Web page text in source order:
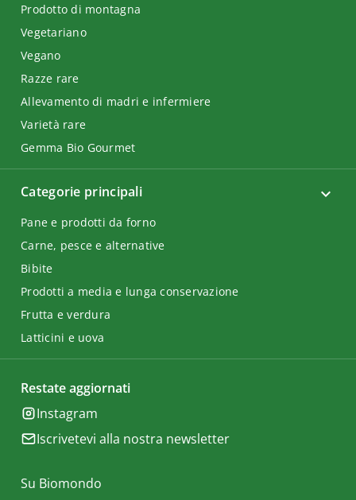
Categorie principali
Pane e prodotti da forno
Carne, pesce e alternative
Bibite
Prodotti a media e lunga conservazione
Frutta e verdura
Latticini e uova
Prodotto di montagna
Vegetariano
Vegano
Razze rare
Allevamento di madri e infermiere
Varietà rare
Gemma Bio Gourmet
Restate aggiornati
Instagram
Iscrivetevi alla nostra newsletter
Su Biomondo